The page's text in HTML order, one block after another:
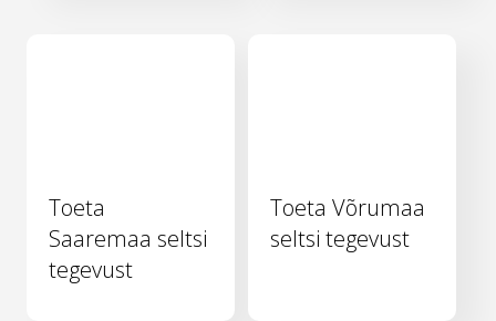
Toeta
Saaremaa seltsi
tegevust
Toeta Võrumaa
seltsi tegevust